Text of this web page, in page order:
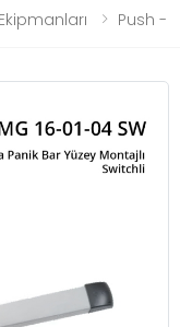
Push -